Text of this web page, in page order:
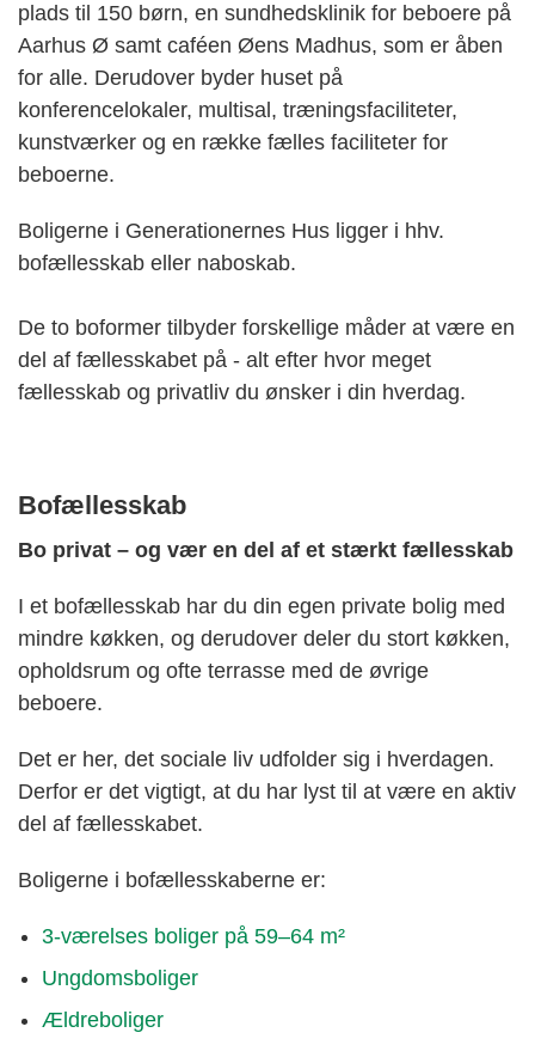
plads til 150 børn, en sundhedsklinik for beboere på
Aarhus Ø samt caféen Øens Madhus, som er åben
for alle. Derudover byder huset på
konferencelokaler, multisal, træningsfaciliteter,
kunstværker og en række fælles faciliteter for
beboerne.
Boligerne i Generationernes Hus ligger i hhv.
bofællesskab eller naboskab.
De to boformer tilbyder forskellige måder at være en
del af fællesskabet på - alt efter hvor meget
fællesskab og privatliv du ønsker i din hverdag.
Bofællesskab
Bo privat – og vær en del af et stærkt fællesskab
I et bofællesskab har du din egen private bolig med
mindre køkken, og derudover deler du stort køkken,
opholdsrum og ofte terrasse med de øvrige
beboere.
Det er her, det sociale liv udfolder sig i hverdagen.
Derfor er det vigtigt, at du har lyst til at være en aktiv
del af fællesskabet.
Boligerne i bofællesskaberne er:
3-værelses boliger på 59–64 m²
Ungdomsboliger
Ældreboliger